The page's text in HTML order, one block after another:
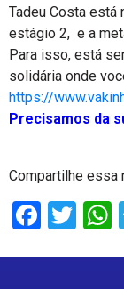
Tadeu Costa está
estágio 2, e a
Para isso, está
solidária onde
https://
Precisamos da
Compartilhe essa